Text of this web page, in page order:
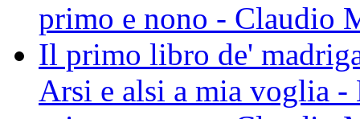
primo e nono - Claudio
Il primo libro de'
Arsi e alsi a mia voglia